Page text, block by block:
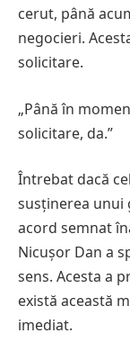
cerut, până
negocieri.
solicitare.
„Până în
solicitare, da.”
Întrebat dacă
susținerea unui
acord semnat
Nicușor Dan a
sens. Acesta a
există această
imediat.